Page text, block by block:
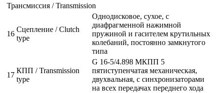
Трансмиссия / Transmission
16
Сцепление / Clutch
type
Однодисковое, сухое, с
диафрагменной нажимной
пружиной и гасителем крутильных
колебаний, постоянно замкнутого
типа
17
КПП / Transmission
type
G 16-5/4.898 МКПП 5
пятиступенчатая механическая,
двухвальная, с синхронизаторами
на всех передачах переднего хода